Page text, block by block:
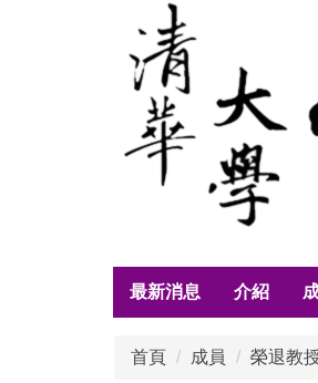
最新消息 介紹
首頁 成員 榮退教